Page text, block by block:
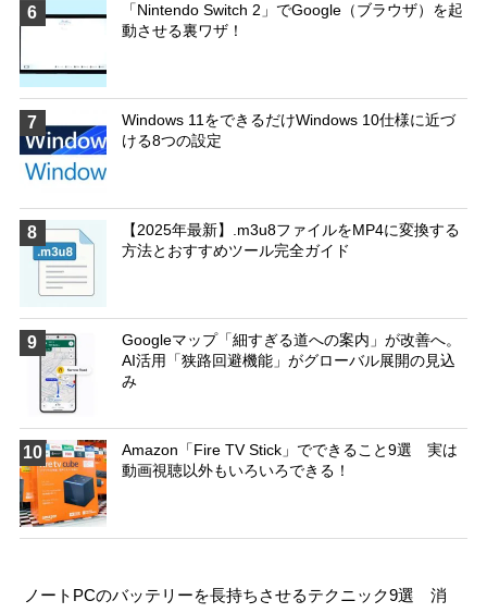
6
「Nintendo Switch 2」でGoogle（ブラウザ）を起
動させる裏ワザ！
7
Windows 11をできるだけWindows 10仕様に近づ
ける8つの設定
8
【2025年最新】.m3u8ファイルをMP4に変換する
方法とおすすめツール完全ガイド
9
Googleマップ「細すぎる道への案内」が改善へ。
AI活用「狭路回避機能」がグローバル展開の見込
み
10
Amazon「Fire TV Stick」でできること9選 実は
動画視聴以外もいろいろできる！
ノートPCのバッテリーを長持ちさせるテクニック9選 消